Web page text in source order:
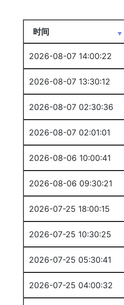
时间
2026-08-07 14:00:22
2026-08-07 13:30:12
2026-08-07 02:30:36
2026-08-07 02:01:01
2026-08-06 10:00:41
2026-08-06 09:30:21
2026-07-25 18:00:15
2026-07-25 10:30:25
2026-07-25 05:30:41
2026-07-25 04:00:32